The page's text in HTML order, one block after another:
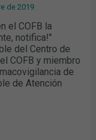
de 2019
el COFB la
notifica!"
del Centro de
COFB y miembro
de
de Atención